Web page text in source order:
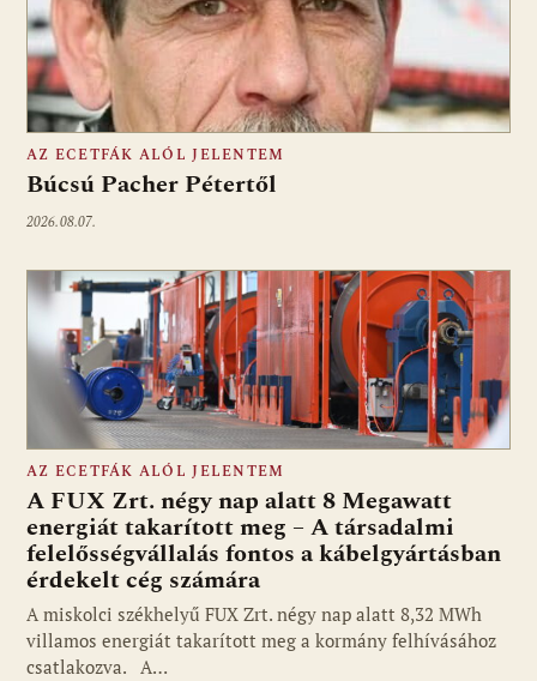
AZ ECETFÁK ALÓL JELENTEM
Búcsú Pacher Pétertől
2026.08.07.
AZ ECETFÁK ALÓL JELENTEM
A FUX Zrt. négy nap alatt 8 Megawatt
energiát takarított meg – A társadalmi
felelősségvállalás fontos a kábelgyártásban
érdekelt cég számára
A miskolci székhelyű FUX Zrt. négy nap alatt 8,32 MWh
villamos energiát takarított meg a kormány felhívásához
csatlakozva. A…